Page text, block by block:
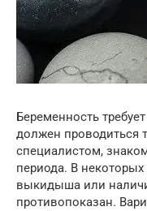
Беременность
должен проводиться
специалистом,
периода. В некоторых
выкидыша или
противопоказан.